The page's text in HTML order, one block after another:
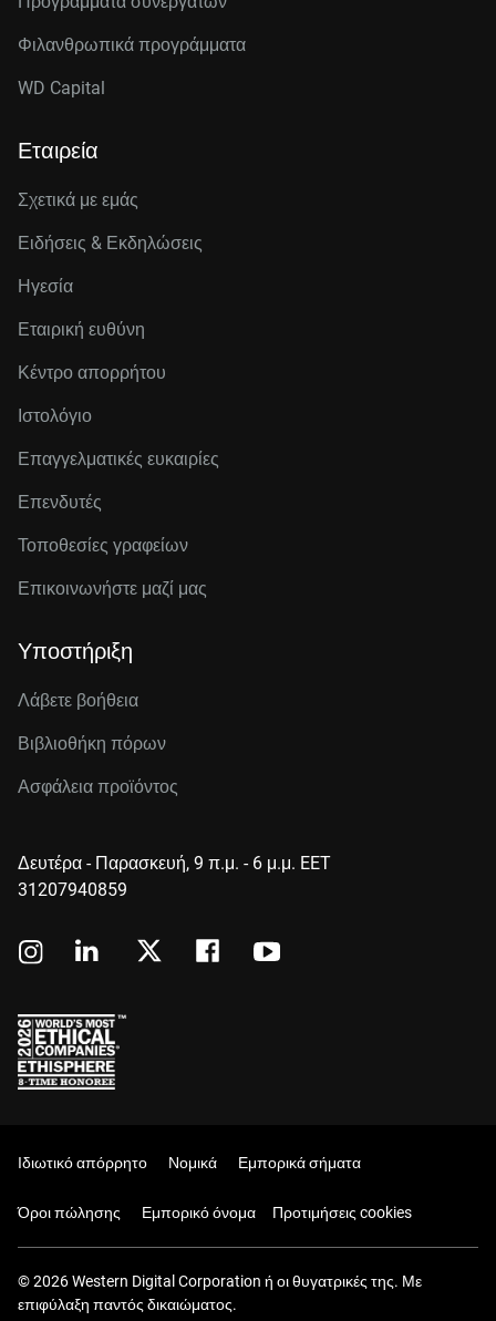
Φιλανθρωπικά προγράμματα
WD Capital
Εταιρεία
Σχετικά με εμάς
Ειδήσεις & Εκδηλώσεις
Ηγεσία
Εταιρική ευθύνη
Κέντρο απορρήτου
Ιστολόγιο
Επαγγελματικές ευκαιρίες
Επενδυτές
Τοποθεσίες γραφείων
Επικοινωνήστε μαζί μας
Υποστήριξη
Λάβετε βοήθεια
Βιβλιοθήκη πόρων
Ασφάλεια προϊόντος
Δευτέρα - Παρασκευή, 9 π.μ. - 6 μ.μ. EET
31207940859
Ιδιωτικό απόρρητο Νομικά Εμπορικά σήματα
Όροι πώλησης Εμπορικό όνομα Προτιμήσεις cookies
© 2026 Western Digital Corporation ή οι θυγατρικές της. Με
επιφύλαξη παντός δικαιώματος.